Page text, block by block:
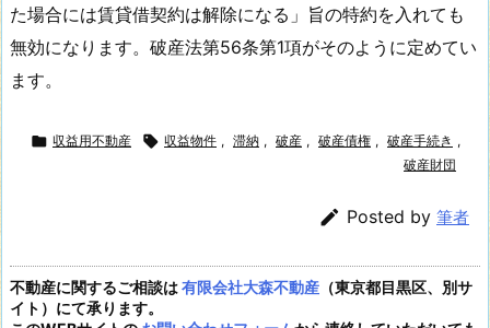
た場合には賃貸借契約は解除になる」旨の特約を入れても
無効になります。破産法第56条第1項がそのように定めてい
ます。
 収益用不動産  収益物件 , 滞納 , 破産 , 破産債権 , 破産手続き ,
破産財団
 Posted by 筆者
不動産に関するご相談は有限会社大森不動産 （東京都目黒区、別サ
イト）にて承ります。